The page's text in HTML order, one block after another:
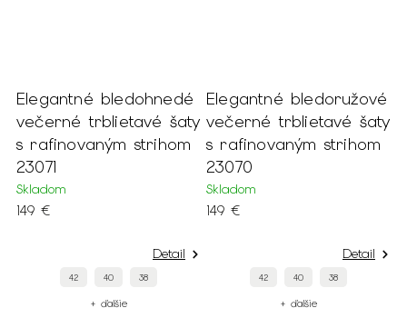
Elegantné bledohnedé
večerné trblietavé šaty
s rafinovaným strihom
23071
Skladom
149 €
Detail
42 40 38
+ ďalšie
Elegantné bledoružové
večerné trblietavé šaty
s rafinovaným strihom
23070
Skladom
149 €
Detail
42 40 38
+ ďalšie